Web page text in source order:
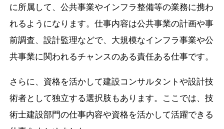
に所属して、公共事業やインフラ整備等の業務に携わ
れるようになります。仕事内容は公共事業の計画や事
前調査、設計監理などで、大規模なインフラ事業や公
共事業に関われるチャンスのある責任ある仕事です。
さらに、資格を活かして建設コンサルタントや設計技
術者として独立する選択肢もあります。ここでは、技
術士建設部門の仕事内容や資格を活かして活躍できる